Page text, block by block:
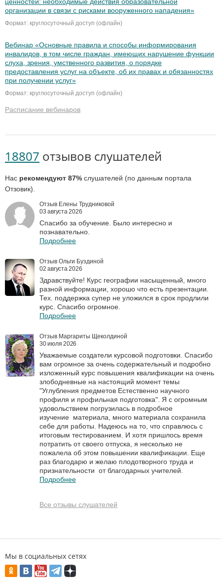
ценностей: необходимые действия образовательной
организации в связи с рисками вооруженного нападения»
Формат: круглосуточный доступ (офлайн)
Вебинар «Основные правила и способы информирования
инвалидов, в том числе граждан, имеющих нарушение функции
слуха, зрения, умственного развития, о порядке
предоставления услуг на объекте, об их правах и обязанностях
при получении услуг»
Формат: круглосуточный доступ (офлайн)
Расписание вебинаров
18807 отзывов слушателей
Нас рекомендуют 87% слушателей (по данным портала
Отзовик).
Отзыв Елены Трудниковой
03 августа 2026
Спасибо за обучение. Было интересно и
познавательно.
Подробнее
Отзыв Ольги Буздиной
02 августа 2026
Здравствуйте! Курс географии насыщенный, много
разной информации, хорошо что есть презентации.
Тех. поддержка супер не уложился в срок продлили
курс. Спасибо огромное.
Подробнее
Отзыв Маргариты Щеколдиной
30 июля 2026
Уважаемые создатели курсовой подготовки. Спасибо
вам огромное за очень содержательный и подробно
изложенный курс повышения квалификации на очень
злободневные на настоящий момент темы
"Углубления предметов Естественно научного
профиля и профильная подготовка". Я с огромным
удовольствием погрузилась в подробное
изучение материала, много материала сохранила
себе для работы. Надеюсь на то, что справлюсь с
итоговым тестированием. И хотя пришлось время
потратить от своего отпуска, я несколько не
пожалела об этом повышении квалификации. Еще
раз благодарю и желаю плодотворного труда и
признательности от благодарных учителей.
Подробнее
Все отзывы слушателей
Мы в социальных сетях